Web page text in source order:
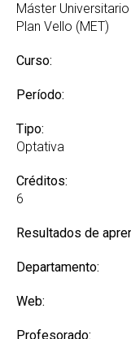
Máster
Plan Vello (MET)
Curso:
Período:
Tipo:
Optativa
Créditos:
6
Resultados de
Departamento:
Web:
Profesorado: